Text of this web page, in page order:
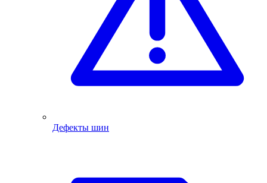
Дефекты шин